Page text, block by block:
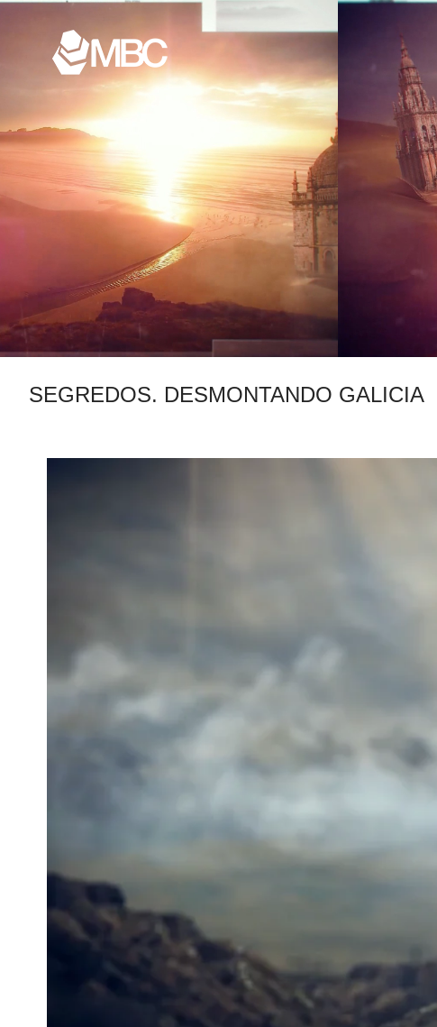
SEGREDOS. DESMONTANDO GALICIA